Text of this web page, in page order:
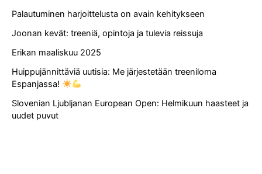
Palautuminen harjoittelusta on avain kehitykseen
Joonan kevät: treeniä, opintoja ja tulevia reissuja
Erikan maaliskuu 2025
Huippujännittäviä uutisia: Me järjestetään treeniloma
Espanjassa!
Slovenian Ljubljanan European Open: Helmikuun haasteet ja
uudet puvut